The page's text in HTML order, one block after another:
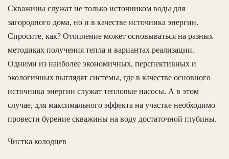
Скважины служат не только источником воды для
загородного дома, но и в качестве источника энергии.
Спросите, как? Отопление может основываться на разных
методиках получения тепла и вариантах реализации.
Одними из наиболее экономичных, перспективных и
экологичных выглядят системы, где в качестве основного
источника энергии служат тепловые насосы. А в этом
случае, для максимального эффекта на участке необходимо
провести бурение скважины на воду достаточной глубины.
Чистка колодцев